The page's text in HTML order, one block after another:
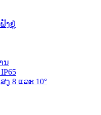
ງຢູ່
ນ
8 ແລະ 10°